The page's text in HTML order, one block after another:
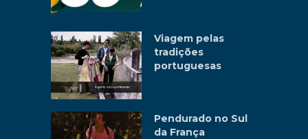
Viagem pelas
tradições
portuguesas
Pendurado no Sul
da França